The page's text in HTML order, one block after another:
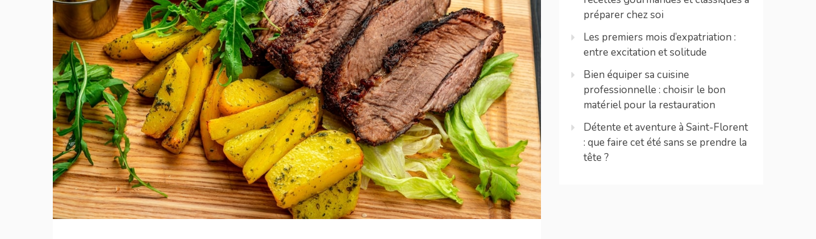
préparer chez soi
Les premiers mois d’expatriation :
entre excitation et solitude
Bien équiper sa cuisine
professionnelle : choisir le bon
matériel pour la restauration
Détente et aventure à Saint-Florent
: que faire cet été sans se prendre la
tête ?